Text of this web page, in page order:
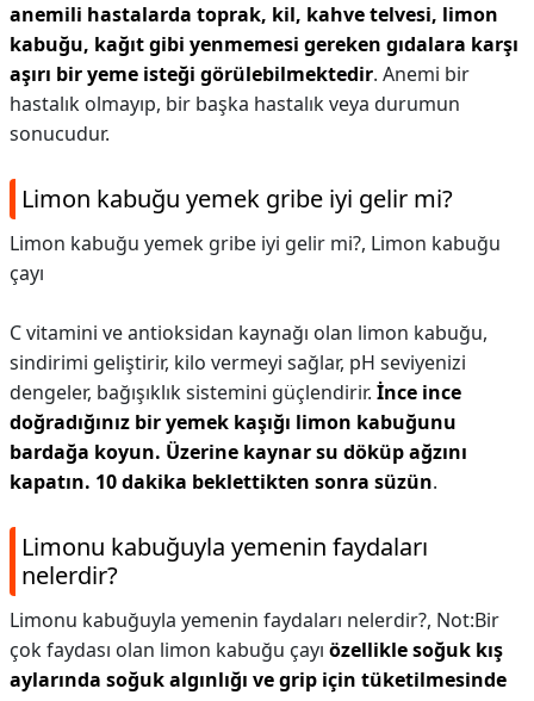
anemili hastalarda toprak, kil, kahve telvesi, limon
kabuğu, kağıt gibi yenmemesi gereken gıdalara karşı
aşırı bir yeme isteği görülebilmektedir. Anemi bir
hastalık olmayıp, bir başka hastalık veya durumun
sonucudur.
Limon kabuğu yemek gribe iyi gelir mi?
Limon kabuğu yemek gribe iyi gelir mi?, Limon kabuğu
çayı
C vitamini ve antioksidan kaynağı olan limon kabuğu,
sindirimi geliştirir, kilo vermeyi sağlar, pH seviyenizi
dengeler, bağışıklık sistemini güçlendirir. İnce ince
doğradığınız bir yemek kaşığı limon kabuğunu
bardağa koyun. Üzerine kaynar su döküp ağzını
kapatın. 10 dakika beklettikten sonra süzün.
Limonu kabuğuyla yemenin faydaları
nelerdir?
Limonu kabuğuyla yemenin faydaları nelerdir?, Not:Bir
çok faydası olan limon kabuğu çayı özellikle soğuk kış
aylarında soğuk algınlığı ve grip için tüketilmesinde